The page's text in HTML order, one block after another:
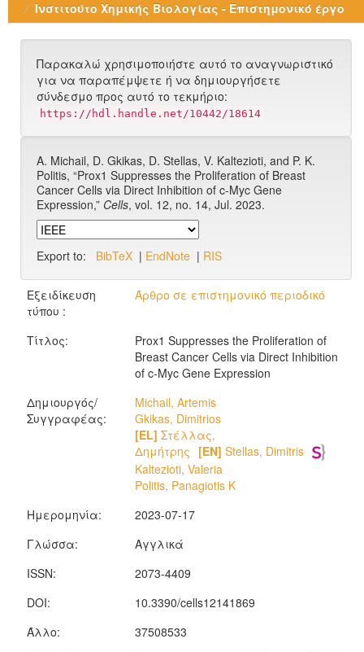
Ινστιτούτο Χημικής Βιολογίας - Επιστημονικό έργο
Παρακαλώ χρησιμοποιήστε αυτό το αναγνωριστικό
για να παραπέμψετε ή να δημιουργήσετε
σύνδεσμο προς αυτό το τεκμήριο:
https://hdl.handle.net/10442/18614
A. Michail, D. Gkikas, D. Stellas, V. Kaltezioti, and P. K.
Politis, “Prox1 Suppresses the Proliferation of Breast
Cancer Cells via Direct Inhibition of c-Myc Gene
Expression,” Cells, vol. 12, no. 14, Jul. 2023.
Export to: BibTeX | EndNote | RIS
Εξειδίκευση
τύπου :
Άρθρο σε επιστημονικό περιοδικό
Τίτλος:
Prox1 Suppresses the Proliferation of
Breast Cancer Cells via Direct Inhibition
of c-Myc Gene Expression
Δημιουργός/
Συγγραφέας:
Michail, Artemis
Gkikas, Dimitrios
[EL] Στέλλας,
Δημήτρης [EN] Stellas, Dimitris
Kaltezioti, Valeria
Politis, Panagiotis K
Ημερομηνία:
2023-07-17
Γλώσσα:
Αγγλικά
ISSN:
2073-4409
DOI:
10.3390/cells12141869
Άλλο:
37508533